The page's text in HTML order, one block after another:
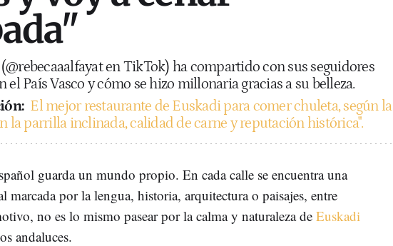
en TikTok) ha compartido con sus seguidores
el País Vasco y cómo se hizo millonaria gracias a su belleza.
El mejor restaurante de Euskadi para comer chuleta, según la
la parrilla inclinada, calidad de carne y reputación histórica".
guarda un mundo propio. En cada calle se encuentra una
marcada por la lengua, historia, arquitectura o paisajes, entre
no es lo mismo pasear por la calma y naturaleza de Euskadi
andaluces.